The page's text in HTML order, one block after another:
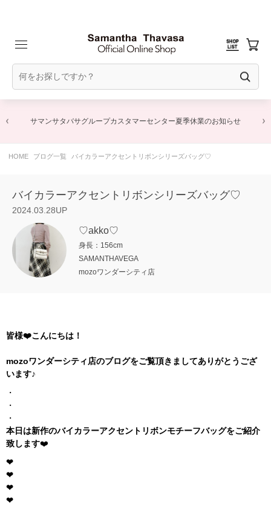
商品に関するお詫びとお知らせ
HOME ブログ一覧 バイカラーアクセントリボンシリーズバッグ♡
バイカラーアクセントリボンシリーズバッグ♡
2024.03.28UP
♡akko♡
SAMANTHAVEGA
身長：156cm
mozoワンダーシティ店
皆様❤️こんにちは！
mozoワンダーシティ店のブログをご覧頂きましてありがとうござ
います♪
・
・
・
本日は新作のバイカラーアクセントリボンモチーフバッグをご紹介
致します❤
❤︎
❤︎
❤︎
❤︎